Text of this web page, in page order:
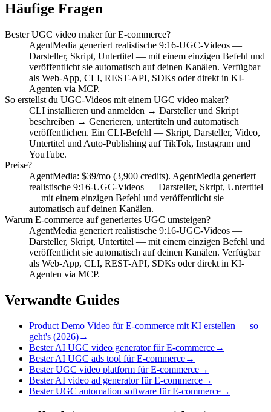
Häufige Fragen
Bester UGC video maker für E-commerce?
AgentMedia generiert realistische 9:16-UGC-Videos —
Darsteller, Skript, Untertitel — mit einem einzigen Befehl und
veröffentlicht sie automatisch auf deinen Kanälen. Verfügbar
als Web-App, CLI, REST-API, SDKs oder direkt in KI-
Agenten via MCP.
So erstellst du UGC-Videos mit einem UGC video maker?
CLI installieren und anmelden → Darsteller und Skript
beschreiben → Generieren, untertiteln und automatisch
veröffentlichen. Ein CLI-Befehl — Skript, Darsteller, Video,
Untertitel und Auto-Publishing auf TikTok, Instagram und
YouTube.
Preise?
AgentMedia: $39/mo (3,900 credits). AgentMedia generiert
realistische 9:16-UGC-Videos — Darsteller, Skript, Untertitel
— mit einem einzigen Befehl und veröffentlicht sie
automatisch auf deinen Kanälen.
Warum E-commerce auf generiertes UGC umsteigen?
AgentMedia generiert realistische 9:16-UGC-Videos —
Darsteller, Skript, Untertitel — mit einem einzigen Befehl und
veröffentlicht sie automatisch auf deinen Kanälen. Verfügbar
als Web-App, CLI, REST-API, SDKs oder direkt in KI-
Agenten via MCP.
Verwandte Guides
Product Demo Video für E-commerce mit KI erstellen — so
geht's (2026)→
Bester AI UGC video generator für E-commerce→
Bester AI UGC ads tool für E-commerce→
Bester UGC video platform für E-commerce→
Bester AI video ad generator für E-commerce→
Bester UGC automation software für E-commerce→